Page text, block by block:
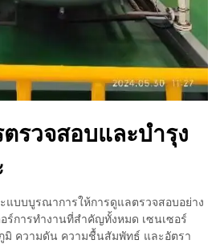
รวจสอบและบำรุง
แบบบูรณาการให้การดูแลตรวจสอบอย่าง
ร์การทำงานที่สำคัญทั้งหมด เซนเซอร์
มิ ความดัน ความชื้นสัมพัทธ์ และอัตรา